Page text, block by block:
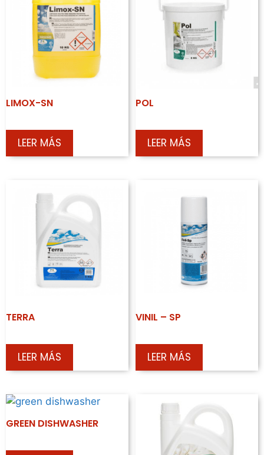
LIMOX-SN
LEER MÁS
POL
LEER MÁS
TERRA
LEER MÁS
VINIL – SP
LEER MÁS
GREEN DISHWASHER